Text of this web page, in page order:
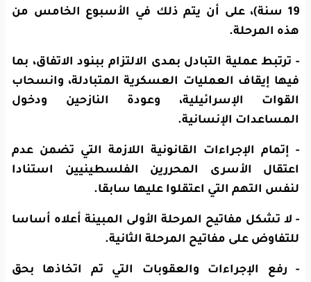
19 سنة)، على أن يتم ذلك في الأسبوع الخامس من
هذه المرحلة.
- ترتبط عملية التبادل بمدى الالتزام ببنود الاتفاق، بما
فيها إيقاف العمليات العسكرية المتبادلة، وانسحاب
القوات الإسرائيلية، وعودة النازحين ودخول
المساعدات الإنسانية.
- إتمام الإجراءات القانونية اللازمة التي تضمن عدم
اعتقال الأسرى المحررين الفلسطينيين استنادا
لنفس التهم التي اعتقلوا عليها سابقا.
- لا تشكل مفاتيح المرحلة الأولى المبينة أعلاه أساسا
للتفاوض على مفاتيح المرحلة الثانية.
- رفع الإجراءات والعقوبات التي تم اتخاذها بحق